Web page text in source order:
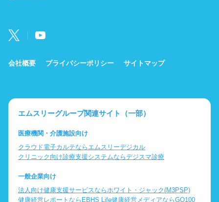
会社概要 プライバシーポリシー サイトマップ
エムスリーグループ関連サイト（一部）
医療機関・介護施設向け
クラウド電子カルテならエムスリーデジカル
クリニック向け診療支援システムならデジスマ診療
一般企業向け
法人向け健康支援サービスならホワイト・ジャック(M3PSP)
健康経営レポートならEBHS Life健康経営メディアならGO100